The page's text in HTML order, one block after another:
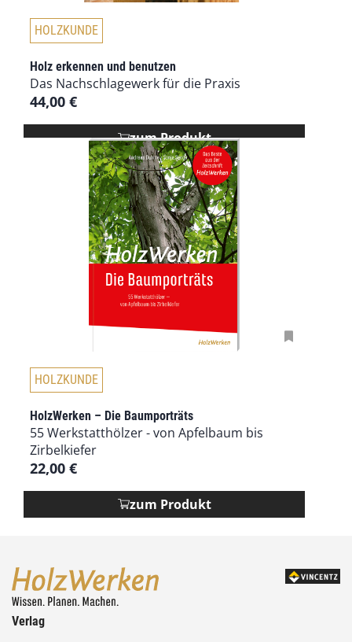
HOLZKUNDE
Holz erkennen und benutzen
Das Nachschlagewerk für die Praxis
44,00 €
zum Produkt
HOLZKUNDE
HolzWerken – Die Baumporträts
55 Werkstatthölzer - von Apfelbaum bis
Zirbelkiefer
22,00 €
zum Produkt
D
i
e
s
e
s
P
r
o
k
t
w
e
Verlag